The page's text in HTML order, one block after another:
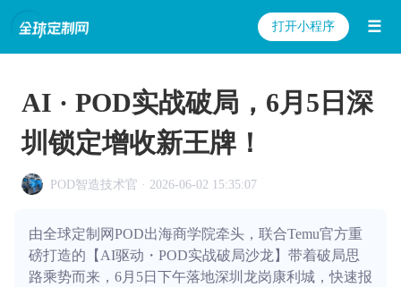
打开小程序 ☰
AI · POD实战破局，6月5日深
圳锁定增收新王牌！
POD智造技术官 · 2026-06-02 15:35:07
由全球定制网POD出海商学院牵头，联合Temu官方重
磅打造的【AI驱动・POD实战破局沙龙】带着破局思
路乘势而来，6月5日下午落地深圳龙岗康利城，快速报